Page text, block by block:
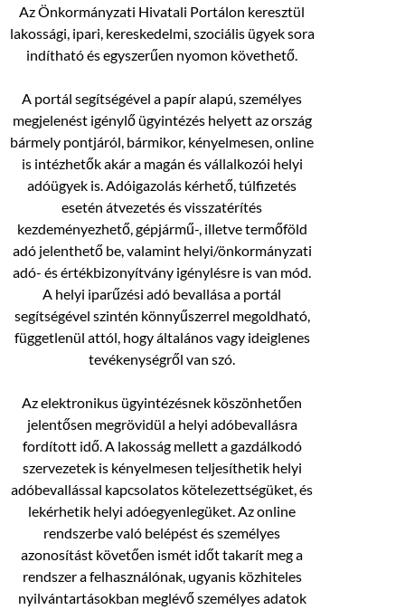
Az Önkormányzati Hivatali Portálon keresztül
lakossági, ipari, kereskedelmi, szociális ügyek sora
indítható és egyszerűen nyomon követhető.
A portál segítségével a papír alapú, személyes
megjelenést igénylő ügyintézés helyett az ország
bármely pontjáról, bármikor, kényelmesen, online
is intézhetők akár a magán és vállalkozói helyi
adóügyek is. Adóigazolás kérhető, túlfizetés
esetén átvezetés és visszatérítés
kezdeményezhető, gépjármű-, illetve termőföld
adó jelenthető be, valamint helyi/önkormányzati
adó- és értékbizonyítvány igénylésre is van mód.
A helyi iparűzési adó bevallása a portál
segítségével szintén könnyűszerrel megoldható,
függetlenül attól, hogy általános vagy ideiglenes
tevékenységről van szó.
Az elektronikus ügyintézésnek köszönhetően
jelentősen megrövidül a helyi adóbevallásra
fordított idő. A lakosság mellett a gazdálkodó
szervezetek is kényelmesen teljesíthetik helyi
adóbevallással kapcsolatos kötelezettségüket, és
lekérhetik helyi adóegyenlegüket. Az online
rendszerbe való belépést és személyes
azonosítást követően ismét időt takarít meg a
rendszer a felhasználónak, ugyanis közhiteles
nyilvántartásokban meglévő személyes adatok